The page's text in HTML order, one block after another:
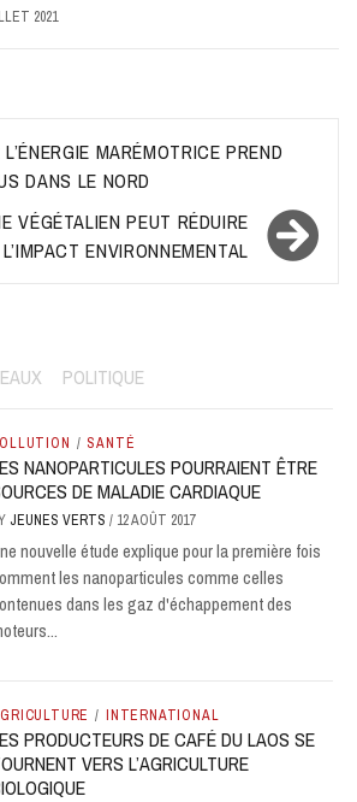
2021
MARÉMOTRICE PREND
DANS LE NORD
VÉGÉTALIEN PEUT RÉDUIRE
L’IMPACT ENVIRONNEMENTAL
POLITIQUE
/ SANTÉ
NANOPARTICULES POURRAIENT ÊTRE
DE MALADIE CARDIAQUE
JEUNES VERTS/ 12 AOÛT 2017
nouvelle étude explique pour la première fois
les nanoparticules comme celles
dans les gaz d'échappement des
/ INTERNATIONAL
PRODUCTEURS DE CAFÉ DU LAOS SE
VERS L’AGRICULTURE